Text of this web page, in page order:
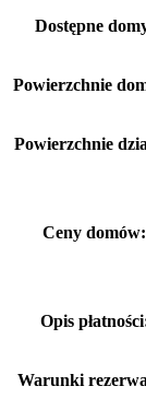
Dostępne
Powierzchnie
Powierzchnie
Ceny domów:
Opis
Warunki